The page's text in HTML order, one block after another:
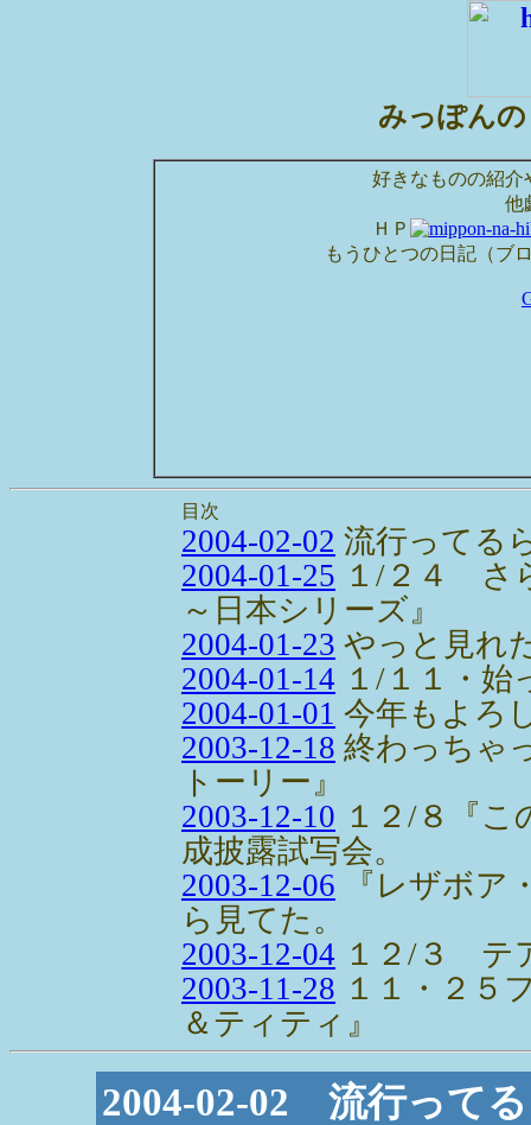
みっぽん
好きなものの紹介
他
ＨＰ
もうひとつの日記（ブ
目次
2004-02-02 流行ってる
2004-01-25 １/２４ さ
～日本シリーズ』
2004-01-23 やっと見れ
2004-01-14 １/１１・始
2004-01-01 今年もよろ
2003-12-18 終わっちゃ
トーリー』
2003-12-10 １２/８『
成披露試写会。
2003-12-06 『レザボア
ら見てた。
2003-12-04 １２/３ テ
2003-11-28 １１・２５
＆ティティ』
2004-02-02 流行って